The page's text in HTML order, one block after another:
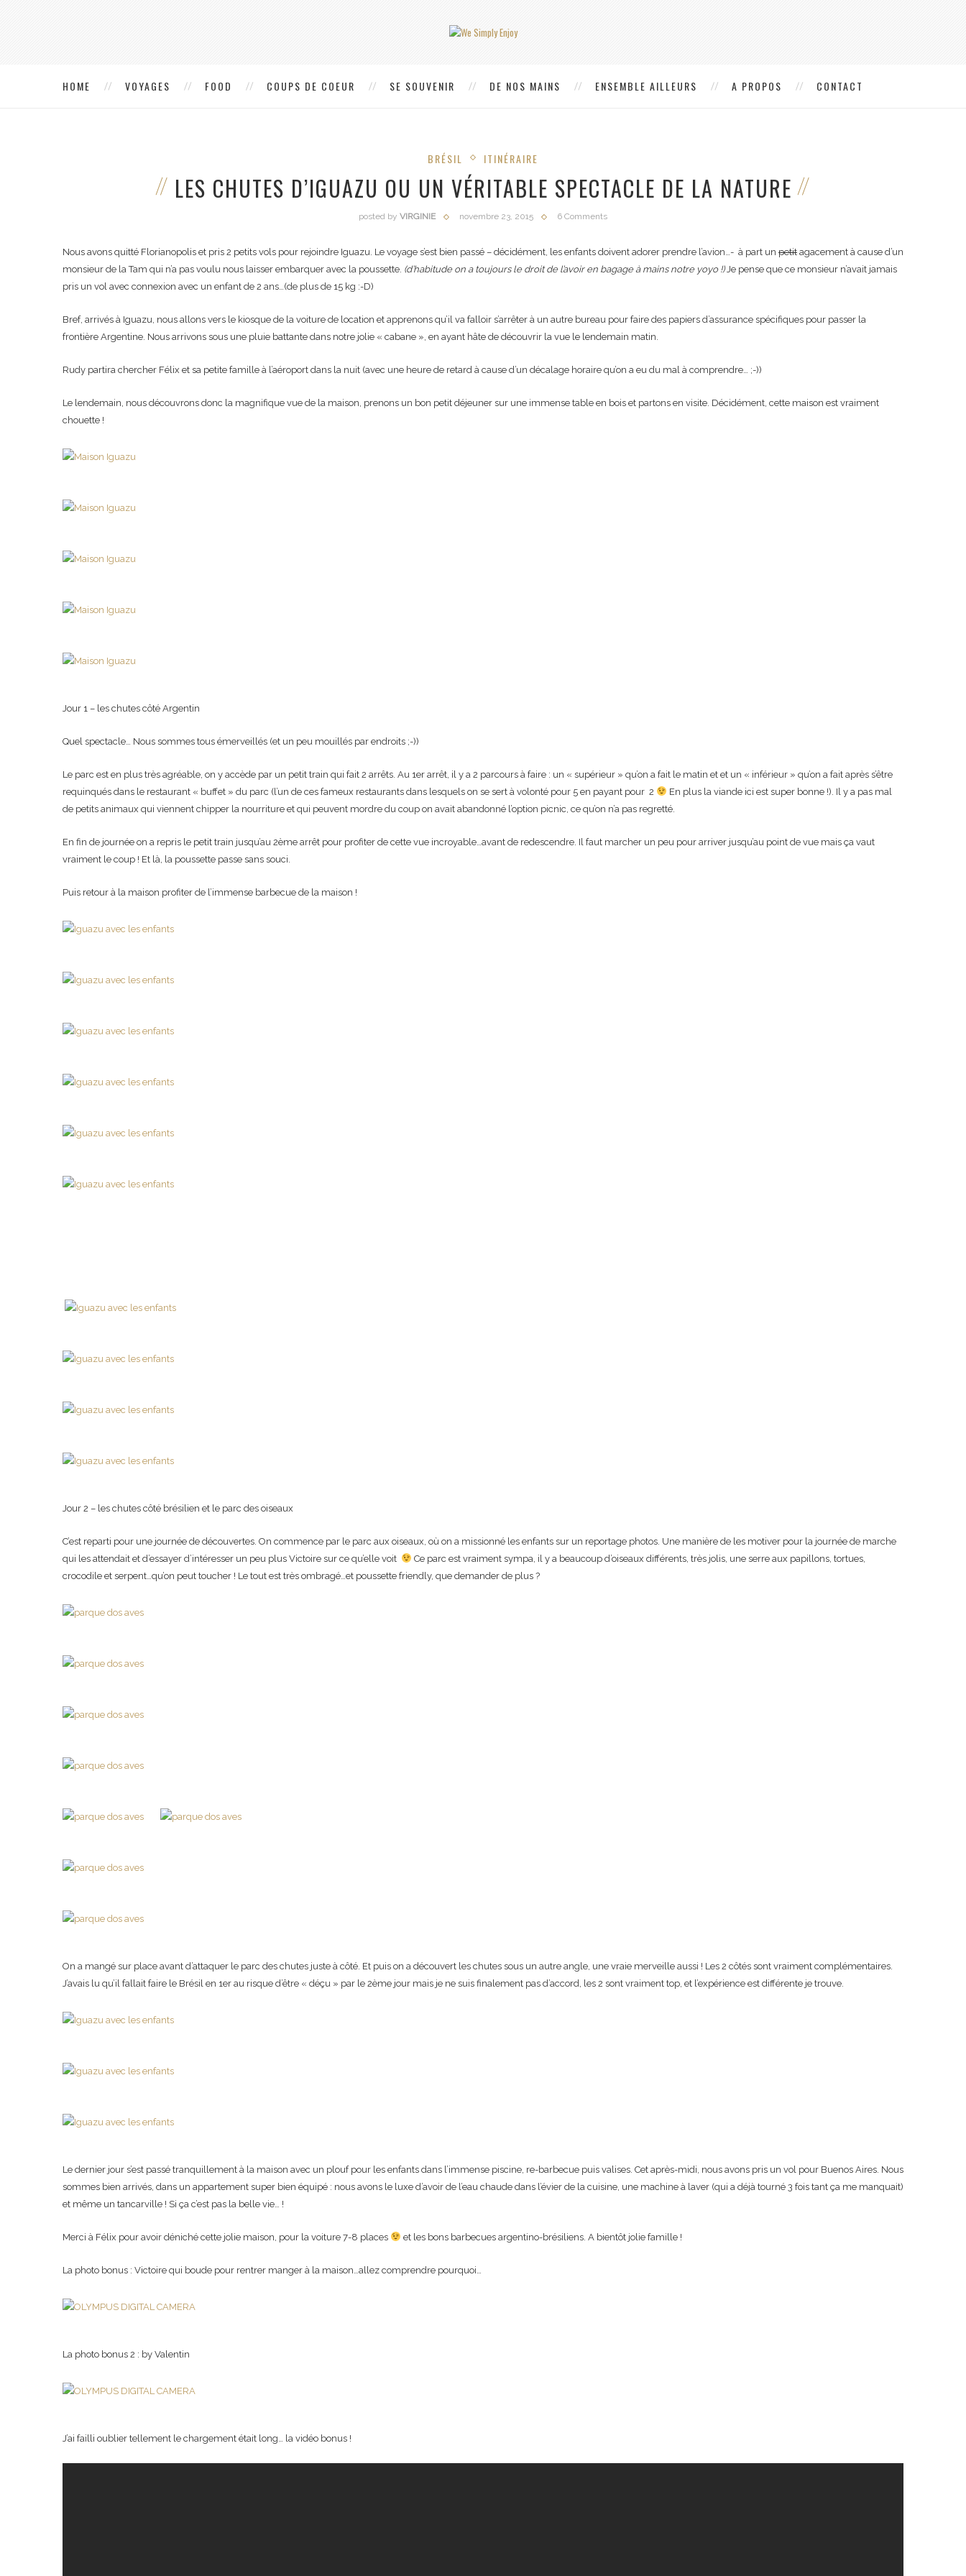
HOME VOYAGES FOOD COUPS DE COEUR SE SOUVENIR DE NOS MAINS ENSEMBLE AILLEURS A PROPOS CONTACT
BRÉSIL ITINÉRAIRE
LES CHUTES D’IGUAZU OU UN VÉRITABLE SPECTACLE DE LA NATURE
posted by VIRGINIE novembre 23, 2015 6 Comments
Nous avons quitté Florianopolis et pris 2 petits vols pour rejoindre Iguazu. Le voyage s’est bien passé – décidément, les enfants doivent adorer prendre l’avion…- à part un petit agacement à cause d’un
monsieur de la Tam qui n’a pas voulu nous laisser embarquer avec la poussette. (d’habitude on a toujours le droit de l’avoir en bagage à mains notre yoyo !)Je pense que ce monsieur n’avait jamais
pris un vol avec connexion avec un enfant de 2 ans…(de plus de 15 kg :-D)
Bref, arrivés à Iguazu, nous allons vers le kiosque de la voiture de location et apprenons qu’il va falloir s’arrêter à un autre bureau pour faire des papiers d’assurance spécifiques pour passer la
frontière Argentine. Nous arrivons sous une pluie battante dans notre jolie « cabane », en ayant hâte de découvrir la vue le lendemain matin.
Rudy partira chercher Félix et sa petite famille à l’aéroport dans la nuit (avec une heure de retard à cause d’un décalage horaire qu’on a eu du mal à comprendre… ;-))
Le lendemain, nous découvrons donc la magnifique vue de la maison, prenons un bon petit déjeuner sur une immense table en bois et partons en visite. Décidément, cette maison est vraiment
chouette !
Jour 1 – les chutes côté Argentin
Quel spectacle… Nous sommes tous émerveillés (et un peu mouillés par endroits ;-))
Le parc est en plus très agréable, on y accède par un petit train qui fait 2 arrêts. Au 1er arrêt, il y a 2 parcours à faire : un « supérieur » qu’on a fait le matin et et un « inférieur » qu’on a fait après s’être
requinqués dans le restaurant « buffet » du parc (l’un de ces fameux restaurants dans lesquels on se sert à volonté pour 5 en payant pour 2
En plus la viande ici est super bonne !). Il y a pas mal
de petits animaux qui viennent chipper la nourriture et qui peuvent mordre du coup on avait abandonné l’option picnic, ce qu’on n’a pas regretté.
En fin de journée on a repris le petit train jusqu’au 2ème arrêt pour profiter de cette vue incroyable…avant de redescendre. Il faut marcher un peu pour arriver jusqu’au point de vue mais ça vaut
vraiment le coup ! Et là, la poussette passe sans souci.
Puis retour à la maison profiter de l’immense barbecue de la maison !
Jour 2 – les chutes côté brésilien et le parc des oiseaux
C’est reparti pour une journée de découvertes. On commence par le parc aux oiseaux, où on a missionné les enfants sur un reportage photos. Une manière de les motiver pour la journée de marche
qui les attendait et d’essayer d’intéresser un peu plus Victoire sur ce qu’elle voit
Ce parc est vraiment sympa, il y a beaucoup d’oiseaux différents, très jolis, une serre aux papillons, tortues,
crocodile et serpent…qu’on peut toucher ! Le tout est très ombragé…et poussette friendly, que demander de plus ?
On a mangé sur place avant d’attaquer le parc des chutes juste à côté. Et puis on a découvert les chutes sous un autre angle, une vraie merveille aussi ! Les 2 côtés sont vraiment complémentaires.
J’avais lu qu’il fallait faire le Brésil en 1er au risque d’être « déçu » par le 2ème jour mais je ne suis finalement pas d’accord, les 2 sont vraiment top, et l’expérience est différente je trouve.
Le dernier jour s’est passé tranquillement à la maison avec un plouf pour les enfants dans l’immense piscine, re-barbecue puis valises. Cet après-midi, nous avons pris un vol pour Buenos Aires. Nous
sommes bien arrivés, dans un appartement super bien équipé : nous avons le luxe d’avoir de l’eau chaude dans l’évier de la cuisine, une machine à laver (qui a déjà tourné 3 fois tant ça me manquait)
et même un tancarville ! Si ça c’est pas la belle vie… !
Merci à Félix pour avoir déniché cette jolie maison, pour la voiture 7-8 places et les bons barbecues argentino-brésiliens. A bientôt jolie famille !
La photo bonus : Victoire qui boude pour rentrer manger à la maison…allez comprendre pourquoi…
La photo bonus 2 : by Valentin
J’ai failli oublier tellement le chargement était long… la vidéo bonus !